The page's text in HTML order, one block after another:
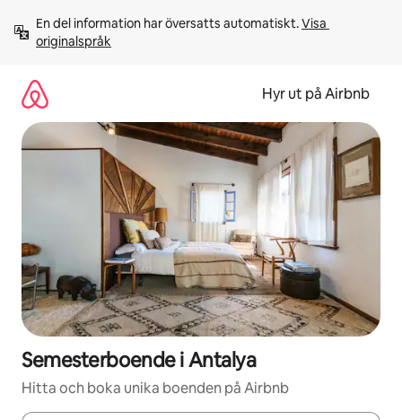
innehåll
En del information har översatts automatiskt. Visa
originalspråk
Hyr ut på Airbnb
Semesterboende i Antalya
Hitta och boka unika boenden på Airbnb